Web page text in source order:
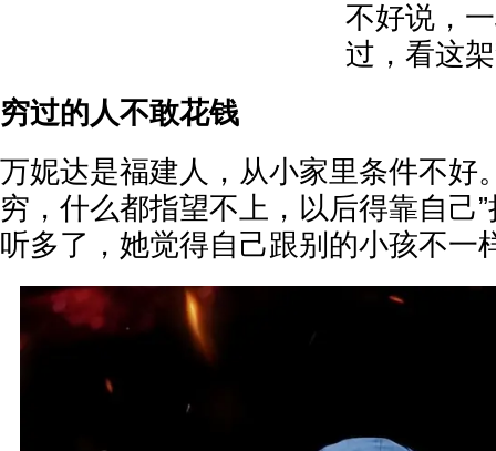
不好说，
过，看这
穷过的人不敢花钱
万妮达是福建人，从小家里条件不好
穷，什么都指望不上，以后得靠自己
听多了，她觉得自己跟别的小孩不一